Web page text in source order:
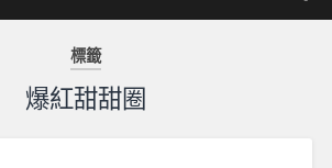
標籤
爆紅甜甜圈